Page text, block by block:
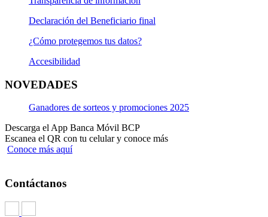
Declaración del Beneficiario final
¿Cómo protegemos tus datos?
Accesibilidad
NOVEDADES
Ganadores de sorteos y promociones 2025
Descarga el App Banca Móvil BCP
Escanea el QR con tu celular y conoce más
Conoce más aquí
Contáctanos